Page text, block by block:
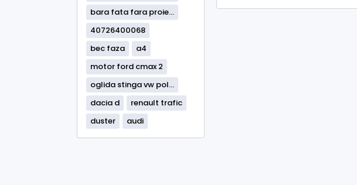
bara fata fara proie...
40726400068
bec faza
a4
motor ford cmax 2
oglida stinga vw pol...
dacia d
renault trafic
duster
audi